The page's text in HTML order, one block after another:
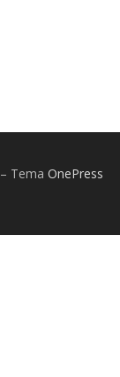
– Tema OnePress